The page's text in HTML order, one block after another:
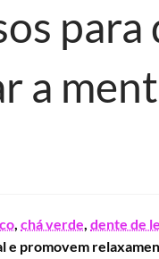
a
, chá verde, dente de
e promovem